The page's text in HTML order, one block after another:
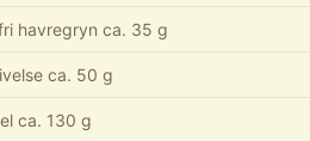
havregryn ca. 35 g
ca. 50 g
ca. 130 g